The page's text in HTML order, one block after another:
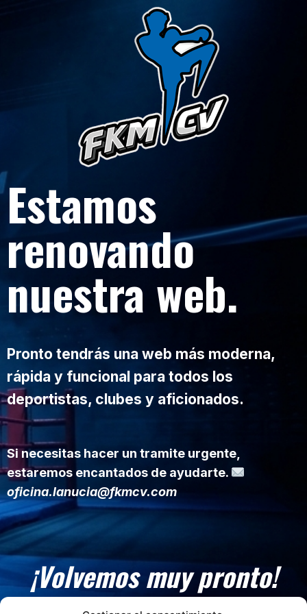
Estamos
renovando
nuestra web.
Pronto tendrás una web más moderna,
rápida y funcional para todos los
deportistas, clubes y aficionados.
Si necesitas hacer un tramite urgente,
estaremos encantados de ayudarte.
oficina.lanucia@fkmcv.com
¡Volvemos muy pronto!